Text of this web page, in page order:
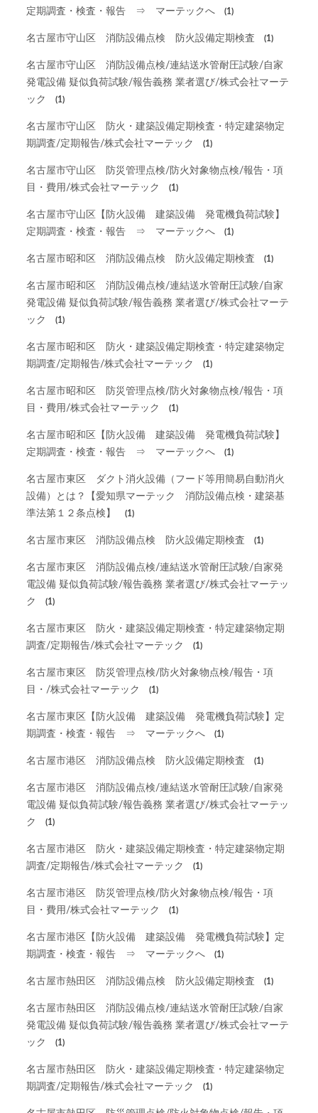
定期調査・検査・報告 ⇒ マーテックへ
(1)
名古屋市守山区 消防設備点検 防火設備定期検査 (1)
名古屋市守山区 消防設備点検/連結送水管耐圧試験/自家
発電設備 疑似負荷試験/報告義務 業者選び/株式会社マーテ
ック
(1)
名古屋市守山区 防火・建築設備定期検査・特定建築物定
期調査/定期報告/株式会社マーテック
(1)
名古屋市守山区 防災管理点検/防火対象物点検/報告・項
目・費用/株式会社マーテック
(1)
名古屋市守山区【防火設備 建築設備 発電機負荷試験】
定期調査・検査・報告 ⇒ マーテックへ
(1)
名古屋市昭和区 消防設備点検 防火設備定期検査 (1)
名古屋市昭和区 消防設備点検/連結送水管耐圧試験/自家
発電設備 疑似負荷試験/報告義務 業者選び/株式会社マーテ
ック
(1)
名古屋市昭和区 防火・建築設備定期検査・特定建築物定
期調査/定期報告/株式会社マーテック
(1)
名古屋市昭和区 防災管理点検/防火対象物点検/報告・項
目・費用/株式会社マーテック
(1)
名古屋市昭和区【防火設備 建築設備 発電機負荷試験】
定期調査・検査・報告 ⇒ マーテックへ
(1)
名古屋市東区 ダクト消火設備（フード等用簡易自動消火
設備）とは？【愛知県マーテック 消防設備点検・建築基
準法第１２条点検】
(1)
名古屋市東区 消防設備点検 防火設備定期検査 (1)
名古屋市東区 消防設備点検/連結送水管耐圧試験/自家発
電設備 疑似負荷試験/報告義務 業者選び/株式会社マーテッ
ク
(1)
名古屋市東区 防火・建築設備定期検査・特定建築物定期
調査/定期報告/株式会社マーテック
(1)
名古屋市東区 防災管理点検/防火対象物点検/報告・項
目・/株式会社マーテック
(1)
名古屋市東区【防火設備 建築設備 発電機負荷試験】定
期調査・検査・報告 ⇒ マーテックへ
(1)
名古屋市港区 消防設備点検 防火設備定期検査 (1)
名古屋市港区 消防設備点検/連結送水管耐圧試験/自家発
電設備 疑似負荷試験/報告義務 業者選び/株式会社マーテッ
ク
(1)
名古屋市港区 防火・建築設備定期検査・特定建築物定期
調査/定期報告/株式会社マーテック
(1)
名古屋市港区 防災管理点検/防火対象物点検/報告・項
目・費用/株式会社マーテック
(1)
名古屋市港区【防火設備 建築設備 発電機負荷試験】定
期調査・検査・報告 ⇒ マーテックへ
(1)
名古屋市熱田区 消防設備点検 防火設備定期検査 (1)
名古屋市熱田区 消防設備点検/連結送水管耐圧試験/自家
発電設備 疑似負荷試験/報告義務 業者選び/株式会社マーテ
ック
(1)
名古屋市熱田区 防火・建築設備定期検査・特定建築物定
期調査/定期報告/株式会社マーテック
(1)